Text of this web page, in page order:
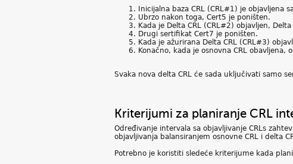
Inicijalna baza CRL (CRL#1) je objavljena
Ubrzo nakon toga, Cert5 je poništen.
Kada je Delta CRL (CRL#2) objavljen,
Drugi sertifikat Cert7 je poništen.
Kada je ažurirana Delta CRL (CRL#3)
Konačno, kada je osnovna CRL obavljena,
Svaka nova delta CRL će sada uključivati samo
Kriterijumi za planiranje CRL
Određivanje intervala sa objavljivanje CRLs
objavljivanja balansiranjem osnovne CRL i delta
Potrebno je koristiti sledeće kriterijume kada